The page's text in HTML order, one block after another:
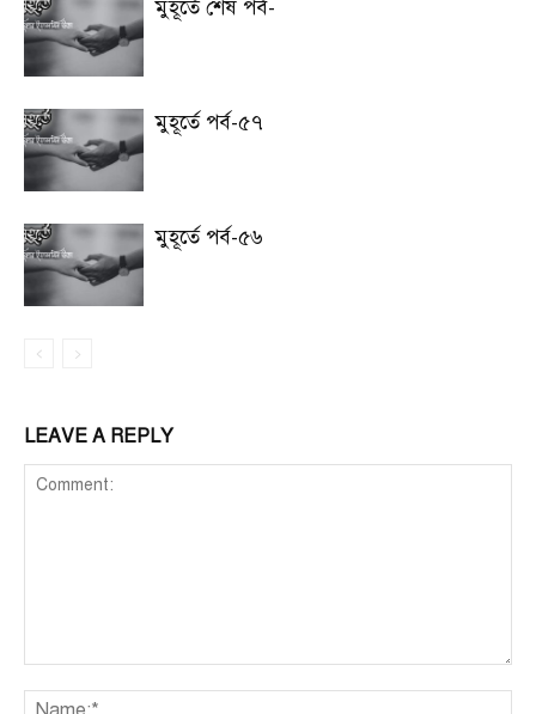
মুহূর্তে শেষ পর্ব-
মুহূর্তে পর্ব-৫৭
মুহূর্তে পর্ব-৫৬
LEAVE A REPLY